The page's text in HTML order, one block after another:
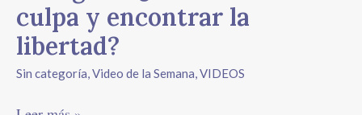
culpa y encontrar la
libertad?
Sin categoría,Video de la Semana,VIDEOS
libertad?